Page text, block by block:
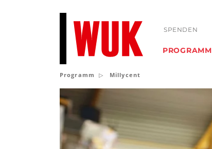
SPENDEN
PROGRAMM
Programm Millycent